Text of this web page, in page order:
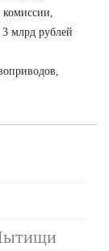
млрд рублей